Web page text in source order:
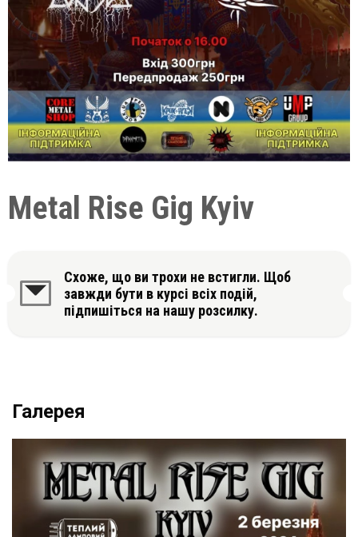
Metal Rise Gig Kyiv
Схоже, що ви трохи не встигли. Щоб
завжди бути в курсі всіх подій,
підпишіться на нашу розсилку.
Галерея